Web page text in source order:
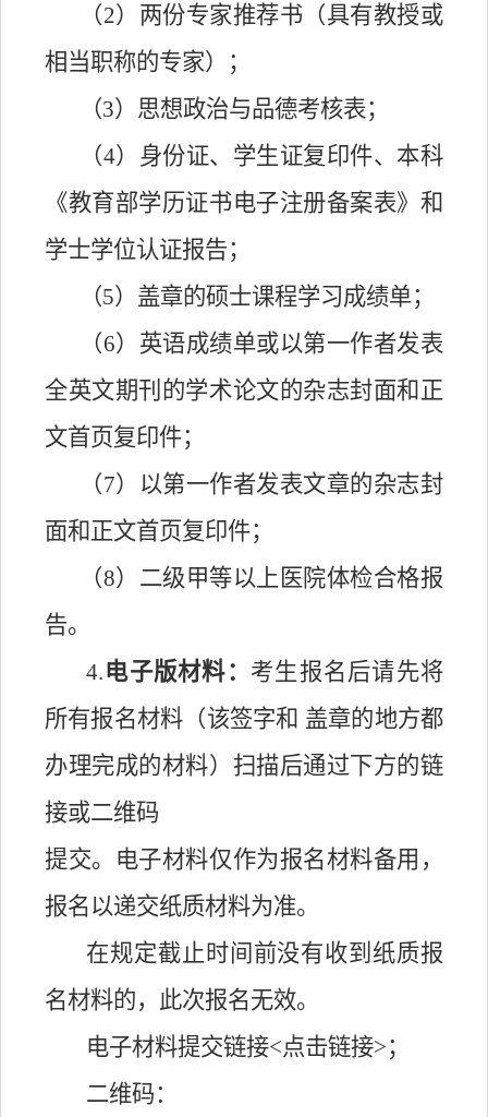
（2）两份专家推荐书（具有教授或
相当职称的专家）；
（3）思想政治与品德考核表；
（4）身份证、学生证复印件、本科
《教育部学历证书电子注册备案表》和
学士学位认证报告；
（5）盖章的硕士课程学习成绩单；
（6）英语成绩单或以第一作者发表
全英文期刊的学术论文的杂志封面和正
文首页复印件；
（7）以第一作者发表文章的杂志封
面和正文首页复印件；
（8）二级甲等以上医院体检合格报
告。
4.电子版材料： 考生报名后请先将
所有报名材料（该签字和 盖章的地方都
办理完成的材料）扫描后通过下方的链
接或二维码
提交。电子材料仅作为报名材料备用，
报名以递交纸质材料为准。
在规定截止时间前没有收到纸质报
名材料的，此次报名无效。
电子材料提交链接<点击链接>；
二维码：